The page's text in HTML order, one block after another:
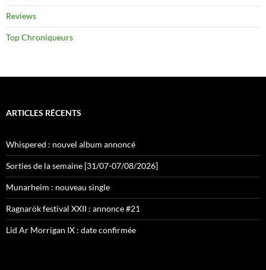
Reviews
Top Chroniqueurs
ARTICLES RÉCENTS
Whispered : nouvel album annoncé
Sorties de la semaine [31/07-07/08/2026]
Munarheim : nouveau single
Ragnarök festival XXII : annonce #21
Lid Ar Morrigan IX : date confirmée